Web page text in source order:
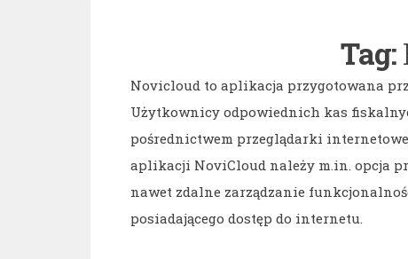
Tag:
Novicloud to aplikacja przygotowana
Użytkownicy odpowiednich kas
pośrednictwem przeglądarki
aplikacji NoviCloud należy m.in. opcja
nawet zdalne zarządzanie
posiadającego dostęp do internetu.